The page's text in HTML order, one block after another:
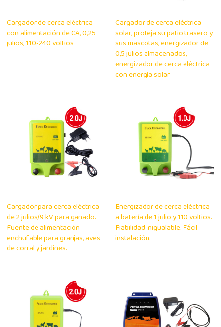
Cargador de cerca eléctrica
con alimentación de CA, 0,25
julios, 110-240 voltios
Cargador de cerca eléctrica
solar, proteja su patio trasero y
sus mascotas, energizador de
0,5 julios almacenados,
energizador de cerca eléctrica
con energía solar
Cargador para cerca eléctrica
de 2 julios/9 kV para ganado.
Fuente de alimentación
enchufable para granjas, aves
de corral y jardines.
Energizador de cerca eléctrica
a batería de 1 julio y 110 voltios.
Fiabilidad inigualable. Fácil
instalación.